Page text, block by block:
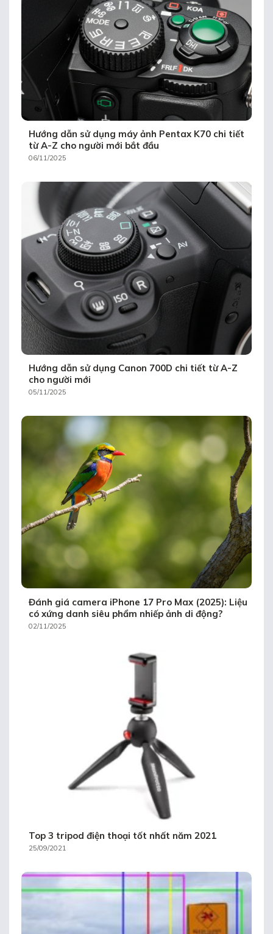
Hướng dẫn sử dụng máy ảnh Pentax K70 chi tiết
từ A-Z cho người mới bắt đầu
06/11/2025
Hướng dẫn sử dụng Canon 700D chi tiết từ A-Z
cho người mới
05/11/2025
Đánh giá camera iPhone 17 Pro Max (2025): Liệu
có xứng danh siêu phẩm nhiếp ảnh di động?
02/11/2025
Top 3 tripod điện thoại tốt nhất năm 2021
25/09/2021